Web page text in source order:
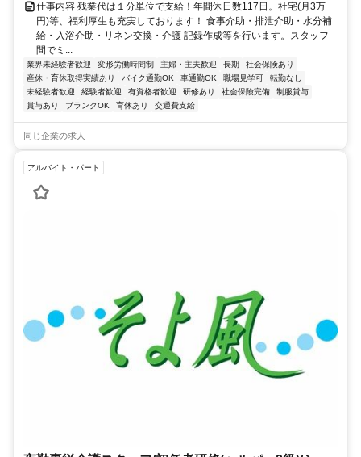
仕事内容 残業代は１分単位で支給！年間休日数117日。社宅(月3万
円)等、福利厚生も充実しております！ 食事介助・排泄介助・水分補
給・入浴介助・リネン交換・介護 記録作成等を行います。スタッフ
間でミ...
業界未経験者歓迎 変形労働時間制 主婦・主夫歓迎 長期
社会保険あり
産休・育休取得実績あり
バイク通勤OK 車通勤OK 職場見学可
転勤なし
未経験者歓迎
経験者歓迎 有資格者歓迎 研修あり 社会保険完備
制服貸与
賞与あり
ブランクOK 育休あり 交通費支給
同じ企業の求人
アルバイト・パート